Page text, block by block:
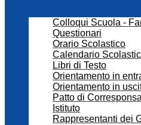
Colloqui Scuola -
Questionari
Orario Scolastico
Calendario
Libri di Testo
Orientamento in
Orientamento in
Patto di
Istituto
Rappresentanti dei